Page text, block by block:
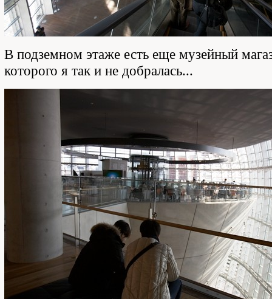
В подземном этаже есть еще музейный
которого я так и не добралась...